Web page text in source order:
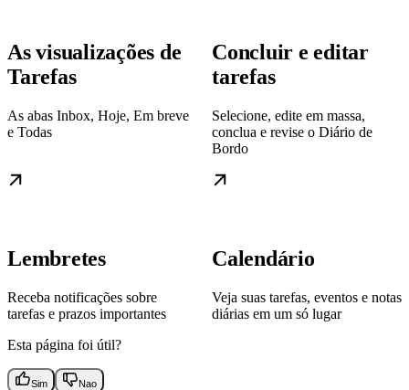
As visualizações de
Tarefas
As abas Inbox, Hoje, Em breve
e Todas
Concluir e editar
tarefas
Selecione, edite em massa,
conclua e revise o Diário de
Bordo
Lembretes
Receba notificações sobre
tarefas e prazos importantes
Calendário
Veja suas tarefas, eventos e notas
diárias em um só lugar
Esta página foi útil?
Sim Nao